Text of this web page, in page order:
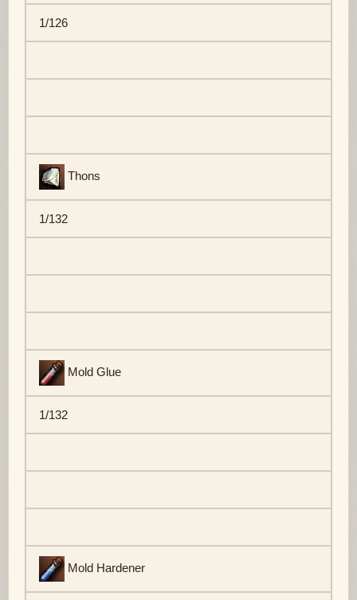
1/126
Thons
1/132
Mold Glue
1/132
Mold Hardener